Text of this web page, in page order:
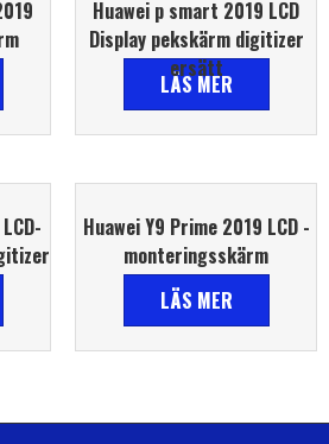
Huawei p smart 2019 LCD
Display pekskärm digitizer
ersätt
LÄS MER
Huawei Y9 Prime 2019 LCD -
monteringsskärm
LÄS MER